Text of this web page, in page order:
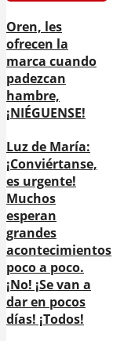
Oren, les
ofrecen la
marca cuando
padezcan
hambre,
¡NIÉGUENSE!
Luz de María:
¡Conviértanse,
es urgente!
Muchos
esperan
grandes
acontecimientos
poco a poco.
¡No! ¡Se van a
dar en pocos
días! ¡Todos!